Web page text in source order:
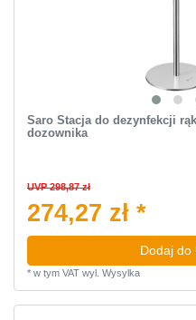
Saro Stacja do dezynfekcji
dozownika
UVP 298,87 zł
274,27 zł *
Dodaj do
* w tym VATwyl. Wysylka